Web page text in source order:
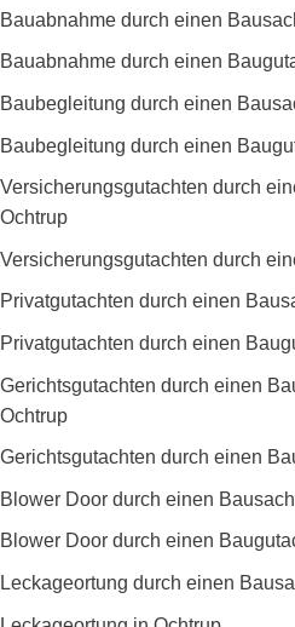
Bauabnahme durch einen
Bauabnahme durch einen
Baubegleitung durch einen
Baubegleitung durch einen
Versicherungsgutachten durch
Ochtrup
Versicherungsgutachten durch
Privatgutachten durch einen
Privatgutachten durch einen
Gerichtsgutachten durch einen
Ochtrup
Gerichtsgutachten durch einen
Blower Door durch einen
Blower Door durch einen
Leckageortung durch einen